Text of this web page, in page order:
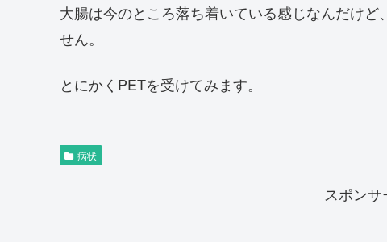
大腸は今のところ落ち着いている感じなんだけ
せん。
とにかくPETを受けてみます。
病状
スポンサ